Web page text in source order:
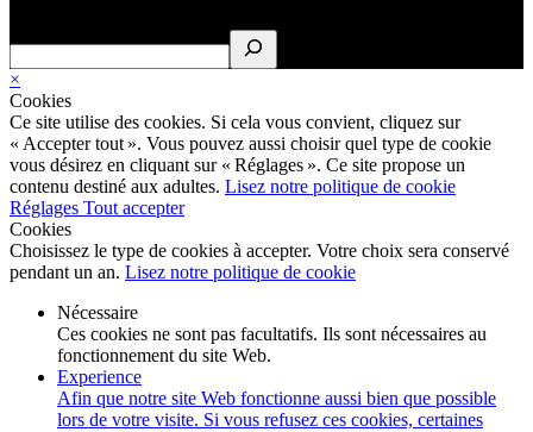
×
Cookies
Ce site utilise des cookies. Si cela vous convient, cliquez sur
« Accepter tout ». Vous pouvez aussi choisir quel type de cookie
vous désirez en cliquant sur « Réglages ». Ce site propose un
contenu destiné aux adultes. Lisez notre politique de cookie
Réglages Tout accepter
Cookies
Choisissez le type de cookies à accepter. Votre choix sera conservé
pendant un an. Lisez notre politique de cookie
Nécessaire
Ces cookies ne sont pas facultatifs. Ils sont nécessaires au
fonctionnement du site Web.
Experience
Afin que notre site Web fonctionne aussi bien que possible
lors de votre visite. Si vous refusez ces cookies, certaines